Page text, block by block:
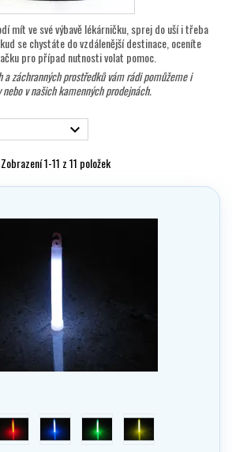
mít ve své výbavě lékárničku, sprej do uší i třeba
se chystáte do vzdálenější destinace, oceníte
pro případ nutnosti volat pomoc.
a záchranných prostředkůvám rádi pomůžeme i
v našich kamenných prodejnách.

Zobrazení 1-11 z 11 položek
červená modrá zelena žlutá